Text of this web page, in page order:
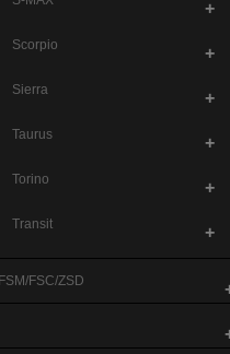
+
Scorpio +
Sierra +
Taurus +
Torino +
Transit +
FSC/ZSD